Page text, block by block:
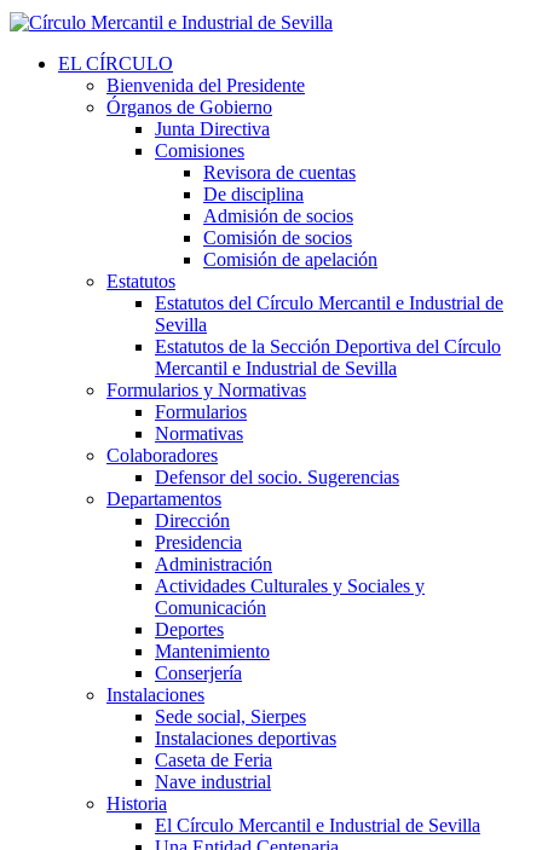
EL CÍRCULO
Bienvenida del Presidente
Órganos de Gobierno
Junta Directiva
Comisiones
Revisora de cuentas
De disciplina
Admisión de socios
Comisión de socios
Comisión de apelación
Estatutos
Estatutos del Círculo Mercantil e Industrial de
Sevilla
Estatutos de la Sección Deportiva del Círculo
Mercantil e Industrial de Sevilla
Formularios y Normativas
Formularios
Normativas
Colaboradores
Defensor del socio. Sugerencias
Departamentos
Dirección
Presidencia
Administración
Actividades Culturales y Sociales y
Comunicación
Deportes
Mantenimiento
Conserjería
Instalaciones
Sede social, Sierpes
Instalaciones deportivas
Caseta de Feria
Nave industrial
Historia
El Círculo Mercantil e Industrial de Sevilla